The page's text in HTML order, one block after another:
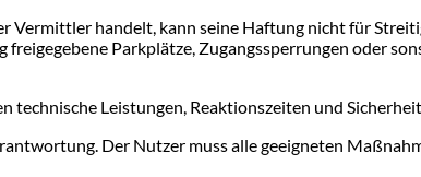
Vermittler handelt, kann seine Haftung nicht für
Parkplätze, Zugangssperrungen oder
Leistungen, Reaktionszeiten und
Der Nutzer muss alle geeigneten